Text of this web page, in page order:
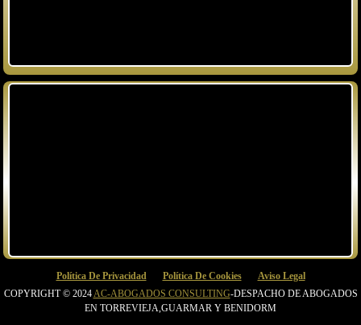
Política De Privacidad Política De Cookies
Aviso Legal
COPYRIGHT © 2024AC-ABOGADOS CONSULTING-DESPACHO DE ABOGADOS
EN TORREVIEJA,GUARMAR Y BENIDORM